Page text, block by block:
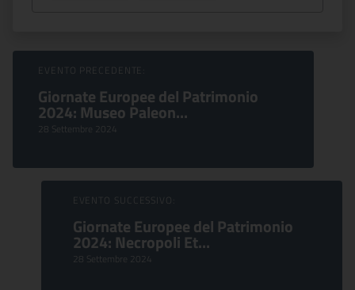
Sfoglia Eventi
EVENTO PRECEDENTE:
Giornate Europee del Patrimonio
2024: Museo Paleon...
28 Settembre 2024
EVENTO SUCCESSIVO:
Giornate Europee del Patrimonio
2024: Necropoli Et...
28 Settembre 2024